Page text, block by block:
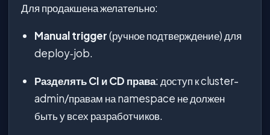
Для продакшена желательно:
Manual trigger(ручное подтверждение) для
deploy‑job.
Разделять CI и CD права: доступ к cluster-
admin/правам на namespace не должен
быть у всех разработчиков.